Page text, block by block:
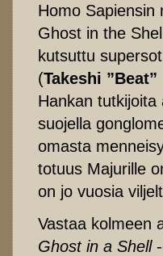
Homo Sapiensin
Ghost in the
kutsuttu
(Takeshi
Hankan
suojella
omasta
totuus Majurille
on jo vuosia
Vastaa kolmeen
Ghost in a Shell-